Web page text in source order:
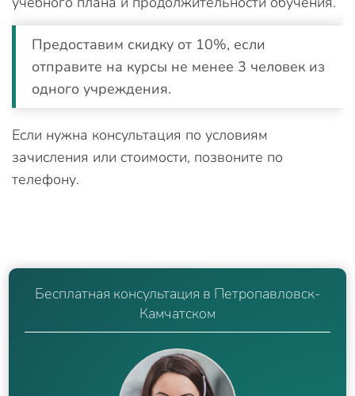
Предоставим скидку от 10%, если
отправите на курсы не менее 3 человек из
одного учреждения.
Если нужна консультация по условиям
зачисления или стоимости, позвоните по
телефону.
Бесплатная консультация в Петропавловск-
Камчатском